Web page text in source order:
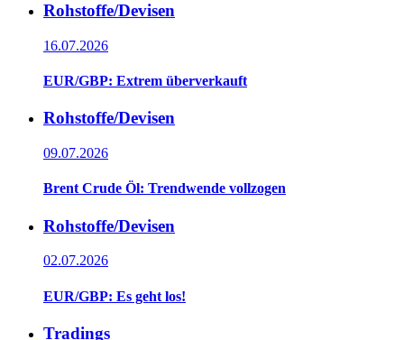
Rohstoffe/Devisen
16.07.2026
EUR/GBP: Extrem überverkauft
Rohstoffe/Devisen
09.07.2026
Brent Crude Öl: Trendwende vollzogen
Rohstoffe/Devisen
02.07.2026
EUR/GBP: Es geht los!
Tradings